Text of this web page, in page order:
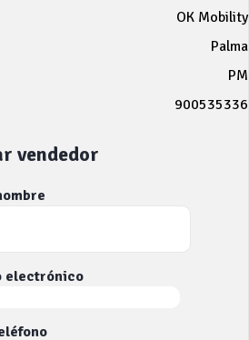
OK Mobility
Palma
PM
900535336
vendedor
electrónico